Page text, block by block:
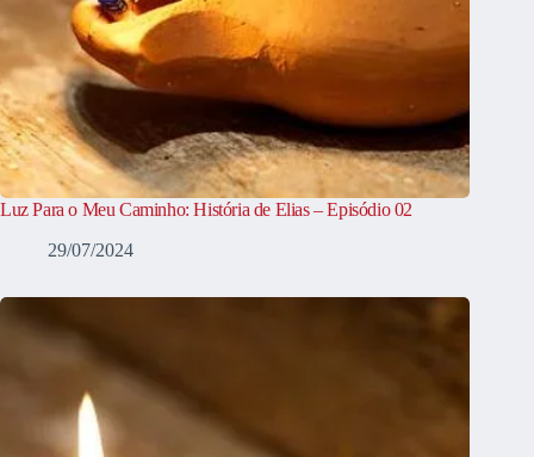
Luz Para o Meu Caminho: História de Elias – Episódio 02
29/07/2024